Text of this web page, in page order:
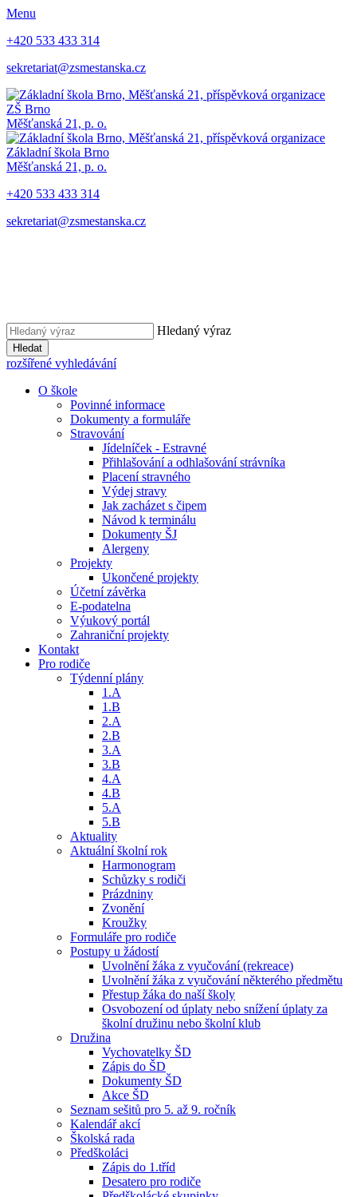
Menu
+420 533 433 314
sekretariat@zsmestanska.cz
ZŠ Brno
Měšťanská 21, p. o.
Základní škola Brno
Měšťanská 21, p. o.
+420 533 433 314
sekretariat@zsmestanska.cz
Hledaný výraz
Hledat
rozšířené vyhledávání
O škole
Povinné informace
Dokumenty a formuláře
Stravování
Jídelníček - Estravné
Přihlašování a odhlašování strávníka
Placení stravného
Výdej stravy
Jak zacházet s čipem
Návod k terminálu
Dokumenty ŠJ
Alergeny
Projekty
Ukončené projekty
Účetní závěrka
E-podatelna
Výukový portál
Zahraniční projekty
Kontakt
Pro rodiče
Týdenní plány
1.A
1.B
2.A
2.B
3.A
3.B
4.A
4.B
5.A
5.B
Aktuality
Aktuální školní rok
Harmonogram
Schůzky s rodiči
Prázdniny
Zvonění
Kroužky
Formuláře pro rodiče
Postupy u žádostí
Uvolnění žáka z vyučování (rekreace)
Uvolnění žáka z vyučování některého předmětu
Přestup žáka do naší školy
Osvobození od úplaty nebo snížení úplaty za
školní družinu nebo školní klub
Družina
Vychovatelky ŠD
Zápis do ŠD
Dokumenty ŠD
Akce ŠD
Seznam sešitů pro 5. až 9. ročník
Kalendář akcí
Školská rada
Předškoláci
Zápis do 1.tříd
Desatero pro rodiče